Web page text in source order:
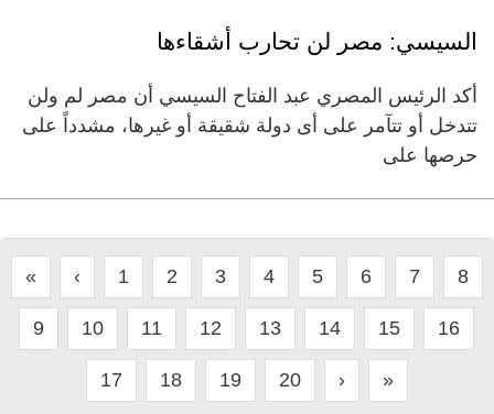
السيسي: مصر لن تحارب أشقاءها
أكد الرئيس المصري عبد الفتاح السيسي أن مصر لم ولن
تتدخل أو تتآمر على أى دولة شقيقة أو غيرها، مشدداً على
حرصها على
« ‹ 1 2 3 4 5 6 7 8
9 10 11 12 13 14 15 16
17 18 19 20 › »